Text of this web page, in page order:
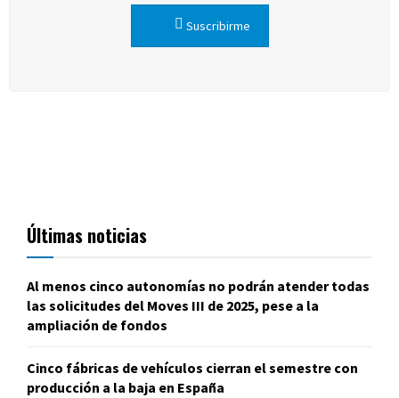
Suscribirme
Últimas noticias
Al menos cinco autonomías no podrán atender todas
las solicitudes del Moves III de 2025, pese a la
ampliación de fondos
Cinco fábricas de vehículos cierran el semestre con
producción a la baja en España